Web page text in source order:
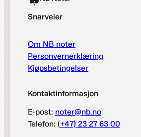
Snarveier
Om NB noter
Personvernerklæring
Kjøpsbetingelser
Kontaktinformasjon
E-post: noter@nb.no
Telefon: (+47) 23 27 63 00